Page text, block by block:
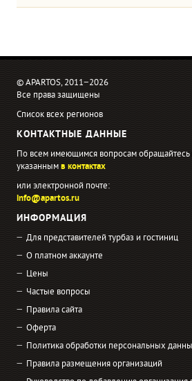
© APARTOS, 2011−2026
Все права защищены
Список всех регионов
КОНТАКТНЫЕ ДАННЫЕ
По всем имеющимся вопросам
указаннымв контактах
или электронной почте:
info@apartos.ru
ИНФОРМАЦИЯ
Для представителей турбаз и гостиниц
О платном аккаунте
Цены
Частые вопросы
Правила сайта
Оферта
Политика обработки персональных
Правила размещения организаций